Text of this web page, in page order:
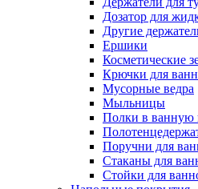
Дозатор для
Другие
Ершики
Косметические
Крючки для
Мусорные ведра
Мыльницы
Полки в ванную
Поручни для
Стаканы для
Стойки для